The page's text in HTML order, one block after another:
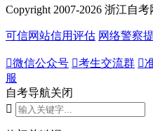
Copyright 2007-2026 浙江自考
可信网站信用评估 网络警察
微信公众号 考生交流群 
服
自考导航关闭
